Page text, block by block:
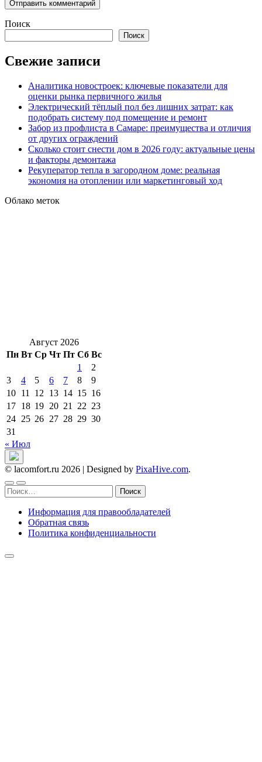
Поиск
Поиск
Свежие записи
Аналитика новостроек: ключевые показатели для
оценки рынка первичного жилья
Электрический тёплый пол без лишних затрат: как
подобрать систему под помещение и ремонт
Забор из профлиста в Самаре: преимущества и отличия
от других ограждений
Сколько стоит снести дом в 2026 году: актуальные цены
и факторы демонтажа
Рекуператор тепла в загородном доме: реальная
экономия на отоплении или маркетинговый ход
Облако меток
Август 2026
Пн Вт Ср Чт Пт Сб Вс
1
2
3
4 5 6 7 8
9
10 11 12 13 14 15 16
17 18 19 20 21 22 23
24 25 26 27 28 29 30
31
« Июл
© lacomfort.ru 2026 | Designed by PixaHive.com.
Найти:
Информация для правообладателей
Обратная связь
Политика конфиденциальности